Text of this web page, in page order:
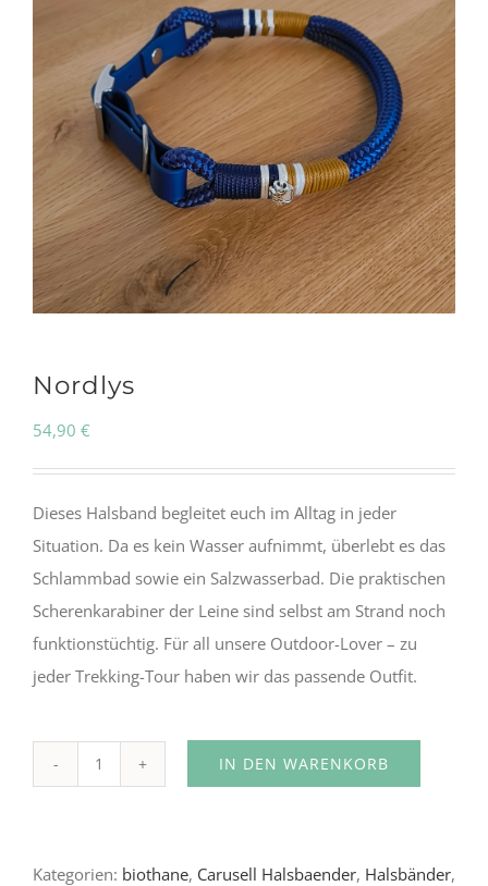
Nordlys
54,90 €
Dieses Halsband begleitet euch im Alltag in jeder
Situation. Da es kein Wasser aufnimmt, überlebt es das
Schlammbad sowie ein Salzwasserbad. Die praktischen
Scherenkarabiner der Leine sind selbst am Strand noch
funktionstüchtig. Für all unsere Outdoor-Lover – zu
jeder Trekking-Tour haben wir das passende Outfit.
IN DEN WARENKORB
Kategorien: biothane, Carusell Halsbaender, Halsbänder,